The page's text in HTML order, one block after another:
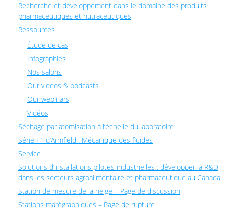
Recherche et développement dans le domaine des produits
pharmaceutiques et nutraceutiques
Ressources
Étude de cas
Infographies
Nos salons
Our videos & podcasts
Our webinars
Vidéos
Séchage par atomisation à l’échelle du laboratoire
Série F1 d’Armfield : Mécanique des fluides
Service
Solutions d’installations pilotes industrielles : développer la R&D
dans les secteurs agroalimentaire et pharmaceutique au Canada
Station de mesure de la neige – Page de discussion
Stations marégraphiques – Page de rupture